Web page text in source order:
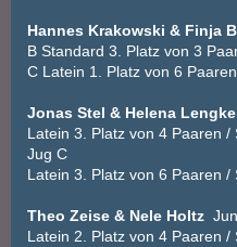
Hannes Krakowski & Finja
B Standard 3. Platz von 3
C Latein 1. Platz von 6
Jonas Stel & Helena
Latein 3. Platz von 4 Paaren
Jug C
Latein 3. Platz von 6 Paaren
Theo Zeise & Nele Holtz
Latein 2. Platz von 4 Paaren